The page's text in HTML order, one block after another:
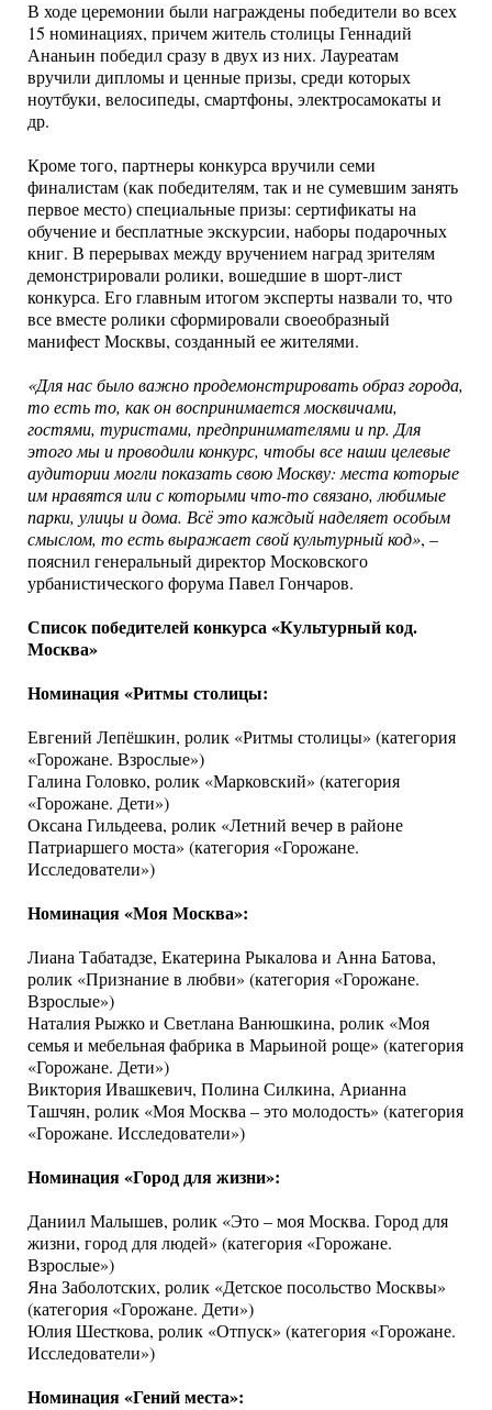
В ходе церемонии были награждены победители во всех
15 номинациях, причем житель столицы Геннадий
Ананьин победил сразу в двух из них. Лауреатам
вручили дипломы и ценные призы, среди которых
ноутбуки, велосипеды, смартфоны, электросамокаты и
др.
Кроме того, партнеры конкурса вручили семи
финалистам (как победителям, так и не сумевшим занять
первое место) специальные призы: сертификаты на
обучение и бесплатные экскурсии, наборы подарочных
книг. В перерывах между вручением наград зрителям
демонстрировали ролики, вошедшие в шорт-лист
конкурса. Его главным итогом эксперты назвали то, что
все вместе ролики сформировали своеобразный
манифест Москвы, созданный ее жителями.
«Для нас было важно продемонстрировать образ города,
то есть то, как он воспринимается москвичами,
гостями, туристами, предпринимателями и пр. Для
этого мы и проводили конкурс, чтобы все наши целевые
аудитории могли показать свою Москву: места которые
им нравятся или с которыми что-то связано, любимые
парки, улицы и дома. Всё это каждый наделяет особым
смыслом, то есть выражает свой культурный код», –
пояснил генеральный директор Московского
урбанистического форума Павел Гончаров.
Список победителей конкурса «Культурный код.
Москва»
Номинация «Ритмы столицы:
Евгений Лепёшкин, ролик «Ритмы столицы» (категория
«Горожане. Взрослые»)
Галина Головко, ролик «Марковский» (категория
«Горожане. Дети»)
Оксана Гильдеева, ролик «Летний вечер в районе
Патриаршего моста» (категория «Горожане.
Исследователи»)
Номинация «Моя Москва»:
Лиана Табатадзе, Екатерина Рыкалова и Анна Батова,
ролик «Признание в любви» (категория «Горожане.
Взрослые»)
Наталия Рыжко и Светлана Ванюшкина, ролик «Моя
семья и мебельная фабрика в Марьиной роще» (категория
«Горожане. Дети»)
Виктория Ивашкевич, Полина Силкина, Арианна
Ташчян, ролик «Моя Москва – это молодость» (категория
«Горожане. Исследователи»)
Номинация «Город для жизни»:
Даниил Малышев, ролик «Это – моя Москва. Город для
жизни, город для людей» (категория «Горожане.
Взрослые»)
Яна Заболотских, ролик «Детское посольство Москвы»
(категория «Горожане. Дети»)
Юлия Шесткова, ролик «Отпуск» (категория «Горожане.
Исследователи»)
Номинация «Гений места»: